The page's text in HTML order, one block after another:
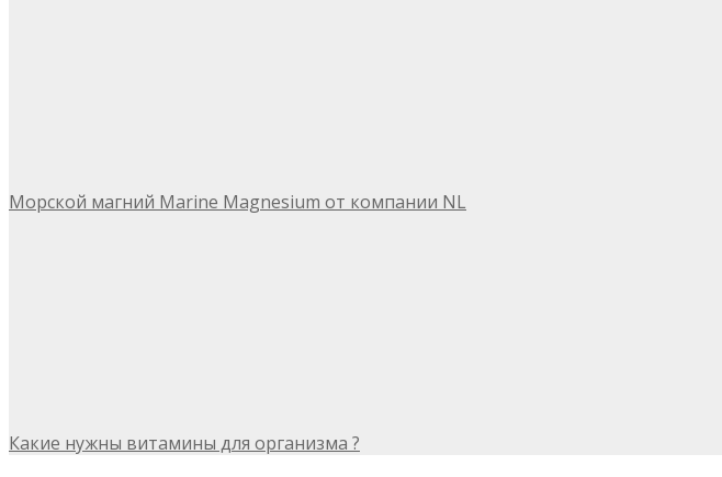
Морской магний Marine Magnesium от компании NL
Какие нужны витамины для организма ?